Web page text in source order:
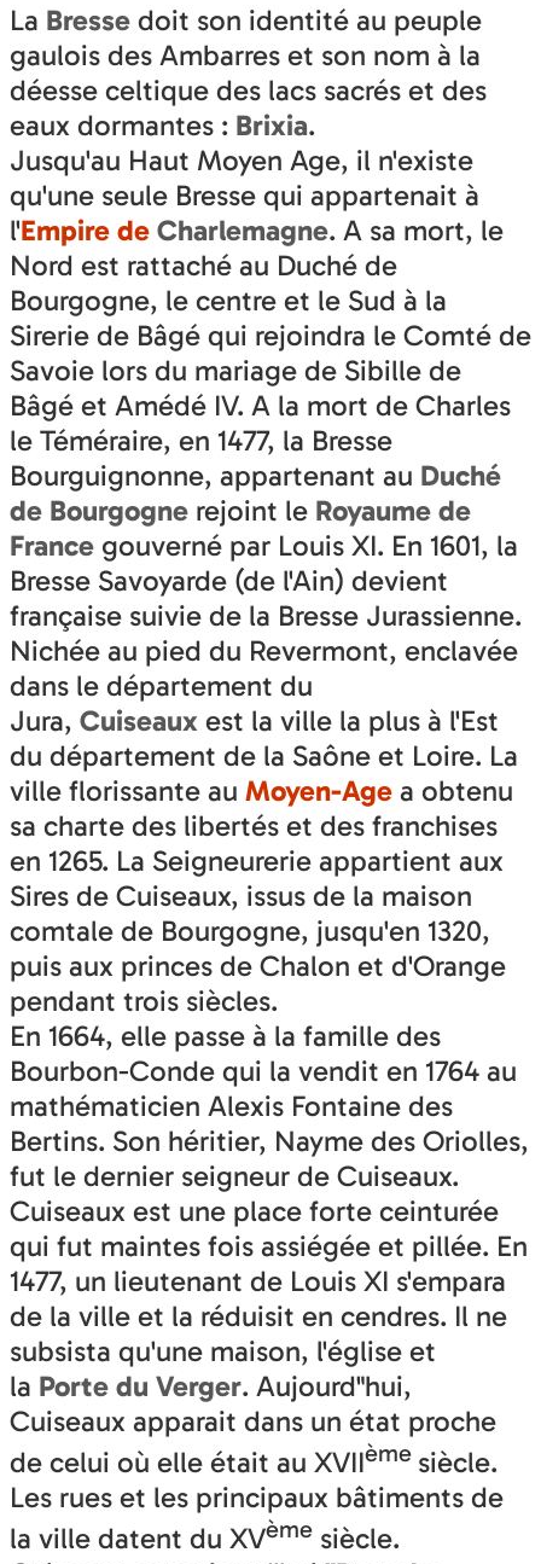
La Bresse doit son identité au peuple
gaulois des Ambarres et son nom à la
déesse celtique des lacs sacrés et des
eaux dormantes : Brixia.
Jusqu'au Haut Moyen Age, il n'existe
qu'une seule Bresse qui appartenait à
l'Empire de Charlemagne. A sa mort, le
Nord est rattaché au Duché de
Bourgogne, le centre et le Sud à la
Sirerie de Bâgé qui rejoindra le Comté de
Savoie lors du mariage de Sibille de
Bâgé et Amédé IV. A la mort de Charles
le Téméraire, en 1477, la Bresse
Bourguignonne, appartenant au Duché
de Bourgogne rejoint le Royaume de
France gouverné par Louis XI. En 1601, la
Bresse Savoyarde (de l'Ain) devient
française suivie de la Bresse Jurassienne.
Nichée au pied du Revermont, enclavée
dans le département du
Jura, Cuiseaux est la ville la plus à l'Est
du département de la Saône et Loire. La
ville florissante au Moyen-Age a obtenu
sa charte des libertés et des franchises
en 1265. La Seigneurerie appartient aux
Sires de Cuiseaux, issus de la maison
comtale de Bourgogne, jusqu'en 1320,
puis aux princes de Chalon et d'Orange
pendant trois siècles.
En 1664, elle passe à la famille des
Bourbon-Conde qui la vendit en 1764 au
mathématicien Alexis Fontaine des
Bertins. Son héritier, Nayme des Oriolles,
fut le dernier seigneur de Cuiseaux.
Cuiseaux est une place forte ceinturée
qui fut maintes fois assiégée et pillée. En
1477, un lieutenant de Louis XI s'empara
de la ville et la réduisit en cendres. Il ne
subsista qu'une maison, l'église et
la Porte du Verger. Aujourd"hui,
Cuiseaux apparait dans un état proche
de celui où elle était au XVIIème siècle.
Les rues et les principaux bâtiments de
la ville datent du XVème siècle.